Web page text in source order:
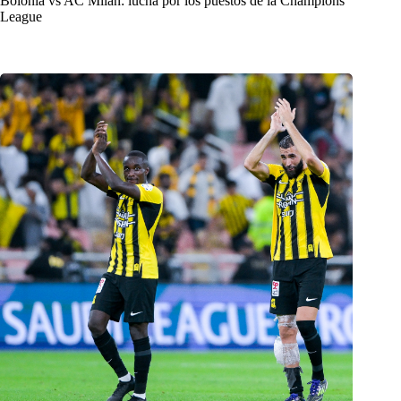
League